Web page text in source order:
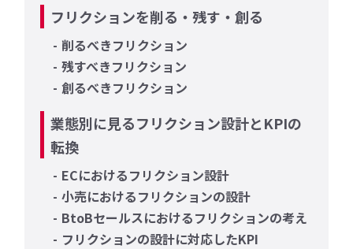
フリクションを削る・残す・創る
削るべきフリクション
残すべきフリクション
創るべきフリクション
業態別に見るフリクション設計とKPIの
転換
ECにおけるフリクション設計
小売におけるフリクションの設計
BtoBセールスにおけるフリクションの考え
フリクションの設計に対応したKPI